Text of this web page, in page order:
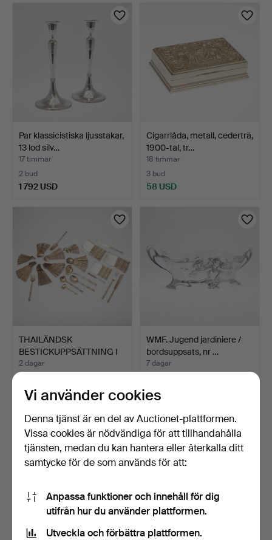
Par klassicistiska ljusstakar,
13 lod silv…
17 timmar
2 bud
1 792 USD
Cigarrlåda, metall, cederträ,
1900-tal, tr…
18 timmar
3 bud
58 USD
THAILÄNDSK
BESTICKUPPSÄTTNING I
BAMBUDESIG…
2 dagar
116 USD
WMF. Jugend jardiniere /
bordsuppsats, nr …
7 dagar
289 USD
Vi använder cookies
Denna tjänst är en del av Auctionet-plattformen.
Vissa cookies är nödvändiga för att tillhandahålla
tjänsten, medan du kan hantera eller återkalla ditt
samtycke för de som används för att:
Anpassa funktioner och innehåll för dig
utifrån hur du använder plattformen.
Utveckla och förbättra plattformen.